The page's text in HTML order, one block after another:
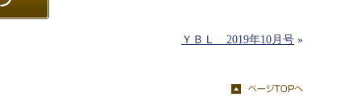
ＹＢＬ 2019年10月号 »